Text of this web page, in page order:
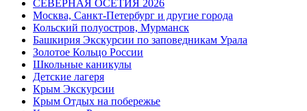
СЕВЕРНАЯ ОСЕТИЯ 2026
Москва, Санкт-Петербург и другие города
Кольский полуостров, Мурманск
Башкирия Экскурсии по заповедникам Урала
Золотое Кольцо России
Школьные каникулы
Детские лагеря
Крым Экскурсии
Крым Отдых на побережье